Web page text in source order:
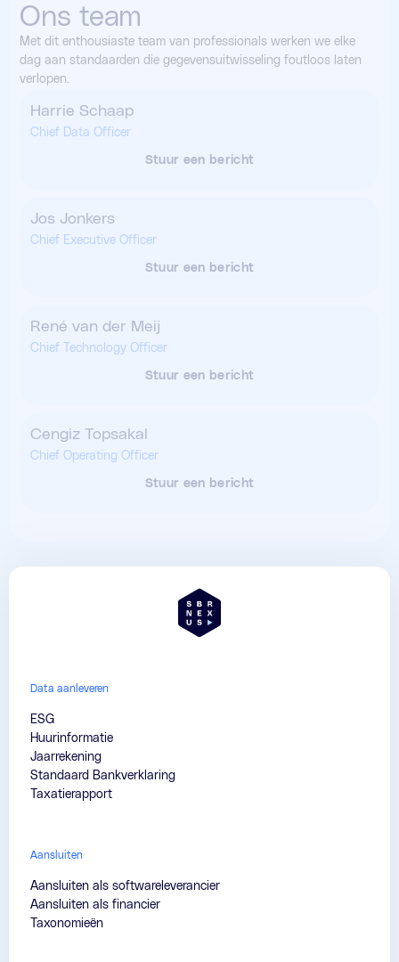
Ons team
Met dit enthousiaste team van professionals werken we elke
dag aan standaarden die gegevensuitwisseling foutloos laten
verlopen.
Harrie Schaap
Chief Data Officer
Stuur een bericht
Jos Jonkers
Chief Executive Officer
Stuur een bericht
René van der Meij
Chief Technology Officer
Stuur een bericht
Cengiz Topsakal
Chief Operating Officer
Stuur een bericht
Data aanleveren
ESG
Huurinformatie
Jaarrekening
Standaard Bankverklaring
Taxatierapport
Aansluiten
Aansluiten als softwareleverancier
Aansluiten als financier
Taxonomieën